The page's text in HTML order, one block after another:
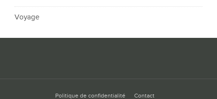
Voyage
Politique de confidentialité Contact